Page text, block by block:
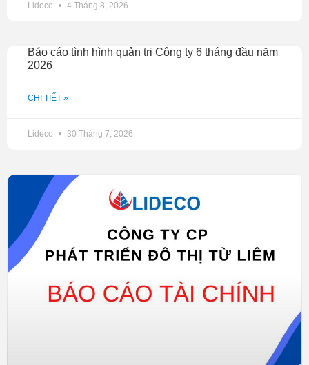
Lideco 4 Tháng 8, 2026
Báo cáo tình hình quản trị Công ty 6 tháng đầu năm
2026
CHI TIẾT »
Lideco 30 Tháng 7, 2026